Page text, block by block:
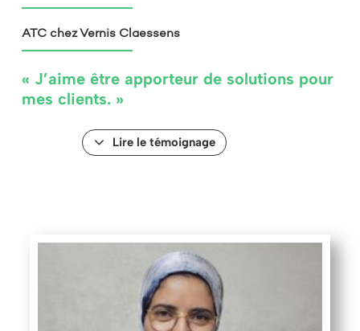
ATC chez Vernis Claessens
« J’aime être apporteur de solutions pour
mes clients. »
Lire le témoignage